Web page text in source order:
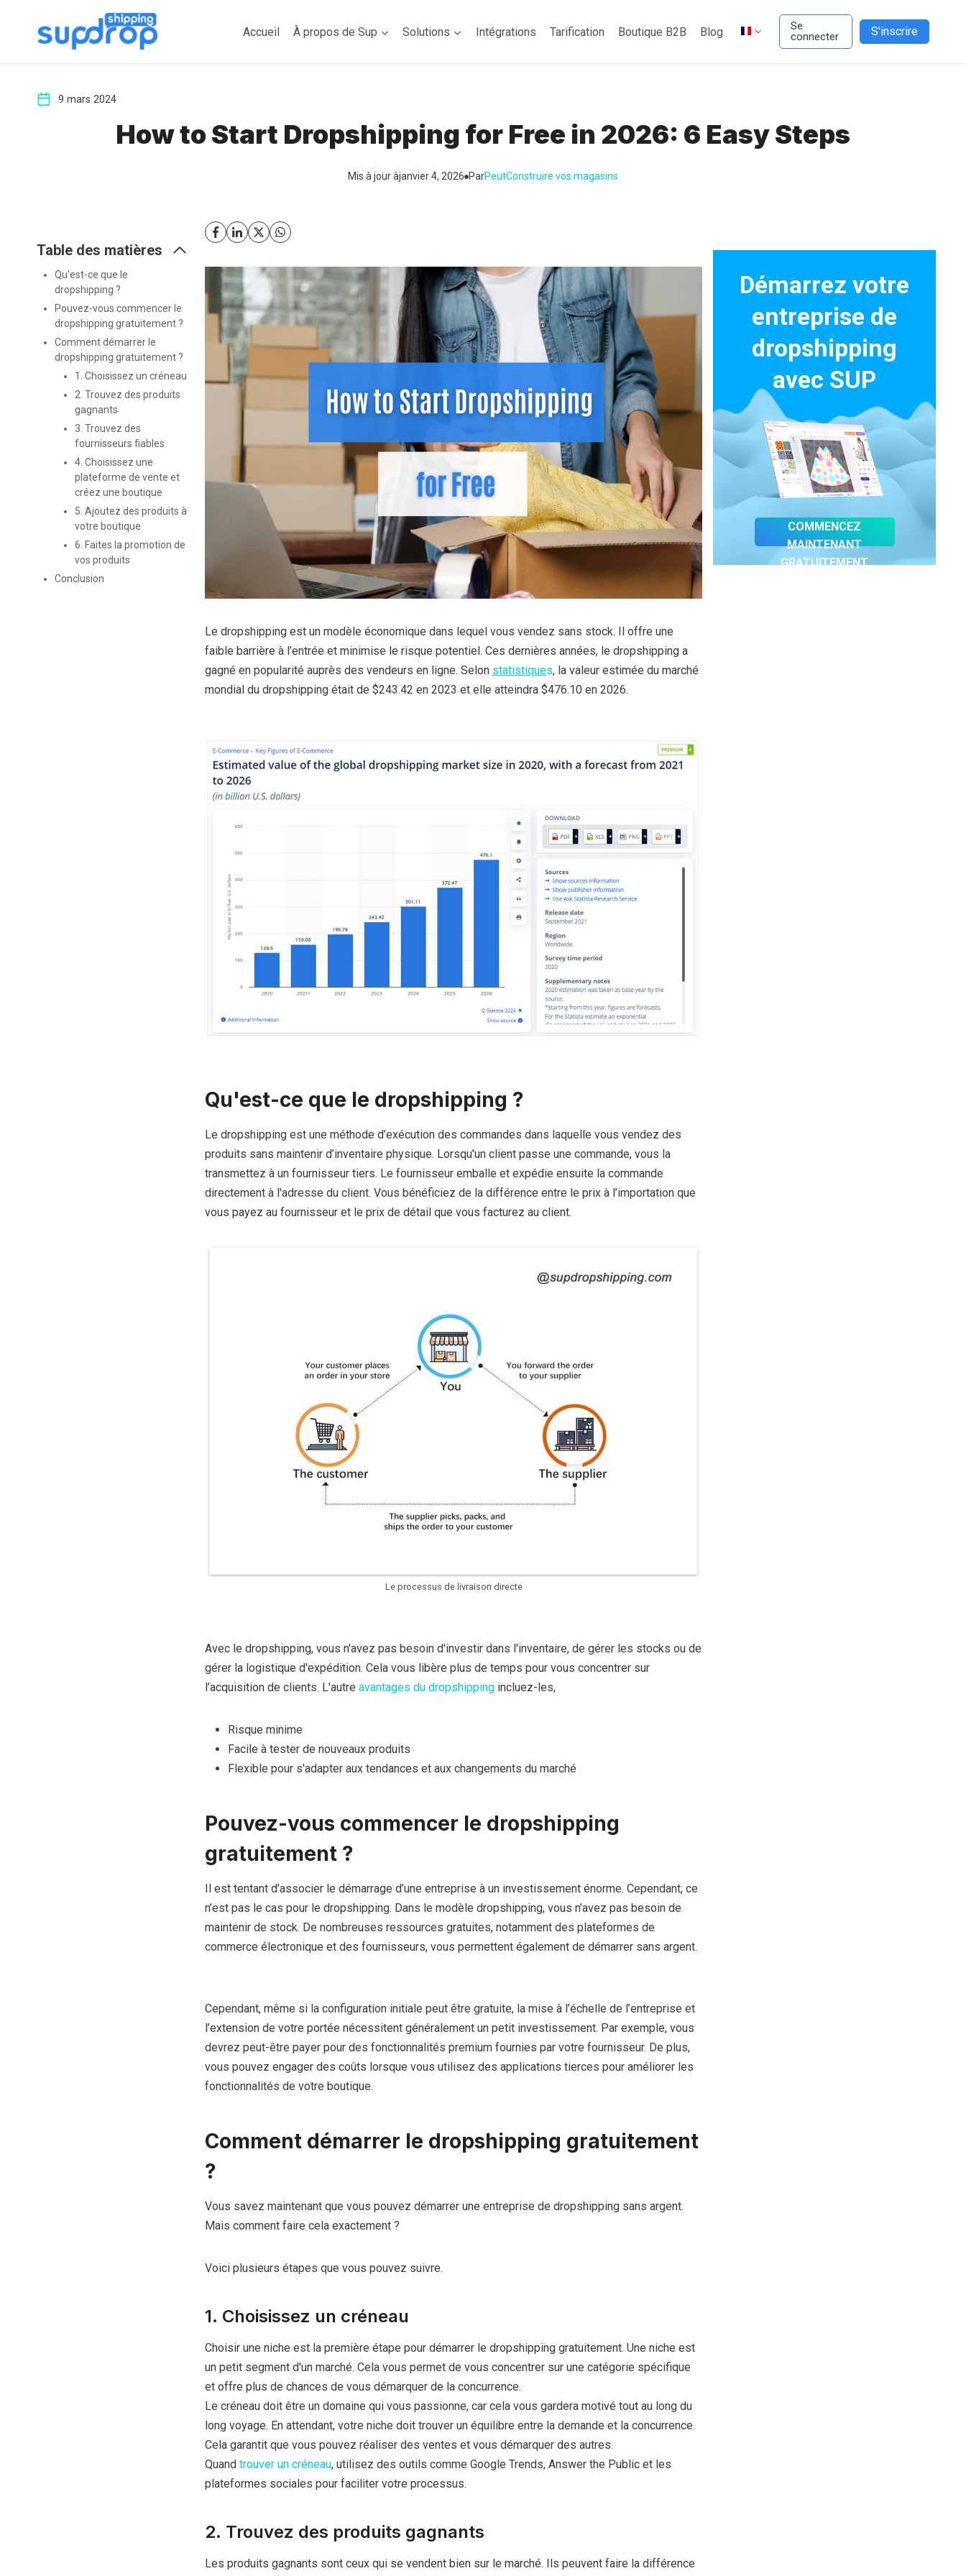
Accueil À propos de Sup Solutions Intégrations Tarification Boutique B2B Blog
Se
connecter
S'inscrire
9 mars 2024
How to Start Dropshipping for Free in 2026: 6 Easy Steps
Mis à jour àjanvier 4, 2026 ParPeutConstruire vos magasins
Table des matières
Qu'est-ce que le
dropshipping ?
Pouvez-vous commencer le
dropshipping gratuitement ?
Comment démarrer le
dropshipping gratuitement ?
1. Choisissez un créneau
2. Trouvez des produits
gagnants
3. Trouvez des
fournisseurs fiables
4. Choisissez une
plateforme de vente et
créez une boutique
5. Ajoutez des produits à
votre boutique
6. Faites la promotion de
vos produits
Conclusion
Le dropshipping est un modèle économique dans lequel vous vendez sans stock. Il offre une
faible barrière à l’entrée et minimise le risque potentiel. Ces dernières années, le dropshipping a
gagné en popularité auprès des vendeurs en ligne. Selon statistiques, la valeur estimée du marché
mondial du dropshipping était de $243.42 en 2023 et elle atteindra $476.10 en 2026.
Qu'est-ce que le dropshipping ?
Le dropshipping est une méthode d’exécution des commandes dans laquelle vous vendez des
produits sans maintenir d’inventaire physique. Lorsqu'un client passe une commande, vous la
transmettez à un fournisseur tiers. Le fournisseur emballe et expédie ensuite la commande
directement à l'adresse du client. Vous bénéficiez de la différence entre le prix à l’importation que
vous payez au fournisseur et le prix de détail que vous facturez au client.
Le processus de livraison directe
Avec le dropshipping, vous n'avez pas besoin d'investir dans l'inventaire, de gérer les stocks ou de
gérer la logistique d'expédition. Cela vous libère plus de temps pour vous concentrer sur
l’acquisition de clients. L'autre avantages du dropshippingincluez-les,
Risque minime
Facile à tester de nouveaux produits
Flexible pour s'adapter aux tendances et aux changements du marché
Pouvez-vous commencer le dropshipping
gratuitement ?
Il est tentant d’associer le démarrage d’une entreprise à un investissement énorme. Cependant, ce
n’est pas le cas pour le dropshipping. Dans le modèle dropshipping, vous n’avez pas besoin de
maintenir de stock. De nombreuses ressources gratuites, notamment des plateformes de
commerce électronique et des fournisseurs, vous permettent également de démarrer sans argent.
Cependant, même si la configuration initiale peut être gratuite, la mise à l’échelle de l’entreprise et
l’extension de votre portée nécessitent généralement un petit investissement. Par exemple, vous
devrez peut-être payer pour des fonctionnalités premium fournies par votre fournisseur. De plus,
vous pouvez engager des coûts lorsque vous utilisez des applications tierces pour améliorer les
fonctionnalités de votre boutique.
Comment démarrer le dropshipping gratuitement
?
Vous savez maintenant que vous pouvez démarrer une entreprise de dropshipping sans argent.
Mais comment faire cela exactement ?
Voici plusieurs étapes que vous pouvez suivre.
1. Choisissez un créneau
Choisir une niche est la première étape pour démarrer le dropshipping gratuitement. Une niche est
un petit segment d'un marché. Cela vous permet de vous concentrer sur une catégorie spécifique
et offre plus de chances de vous démarquer de la concurrence.
Le créneau doit être un domaine qui vous passionne, car cela vous gardera motivé tout au long du
long voyage. En attendant, votre niche doit trouver un équilibre entre la demande et la concurrence.
Cela garantit que vous pouvez réaliser des ventes et vous démarquer des autres.
Quand trouver un créneau, utilisez des outils comme Google Trends, Answer the Public et les
plateformes sociales pour faciliter votre processus.
2. Trouvez des produits gagnants
Les produits gagnants sont ceux qui se vendent bien sur le marché. Ils peuvent faire la différence
Démarrez votre
entreprise de
dropshipping
avec SUP
COMMENCEZ
MAINTENANT
GRATUITEMENT